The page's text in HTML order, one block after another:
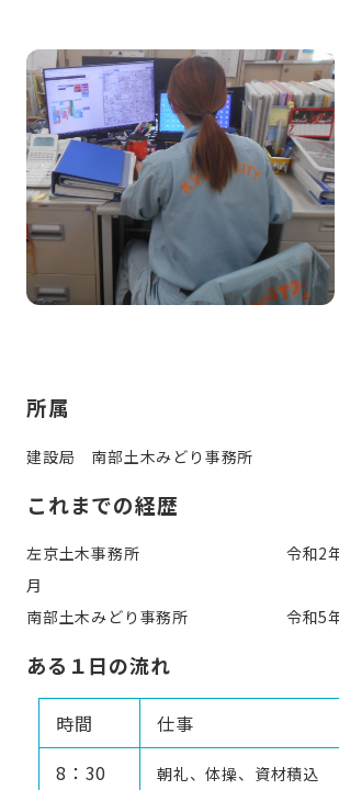
所属
建設局 南部土木みどり事務所
これまでの経歴
左京土木事務所 令和2年4月
月
南部土木みどり事務所 令和5年
ある１日の流れ
時間
仕事
8：30
朝礼、体操、資材積込